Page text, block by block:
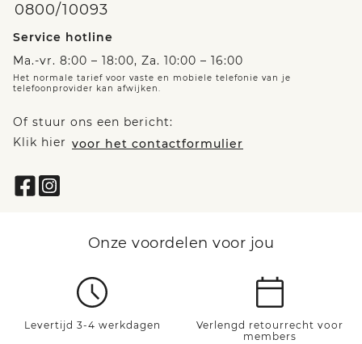
0800/10093
Service hotline
Ma.-vr. 8:00 – 18:00, Za. 10:00 – 16:00
Het normale tarief voor vaste en mobiele telefonie van je
telefoonprovider kan afwijken.
Of stuur ons een bericht:
Klik hier voor het contactformulier
Onze voordelen voor jou
Levertijd 3-4 werkdagen
Verlengd retourrecht voor
members